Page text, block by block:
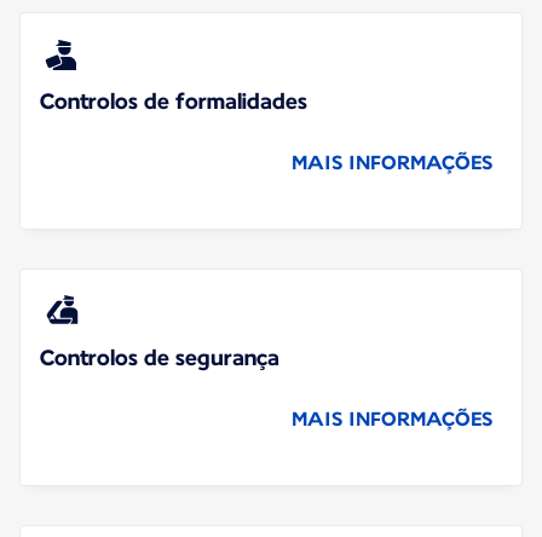
Controlos de formalidades
MAIS INFORMAÇÕES
Controlos de segurança
MAIS INFORMAÇÕES